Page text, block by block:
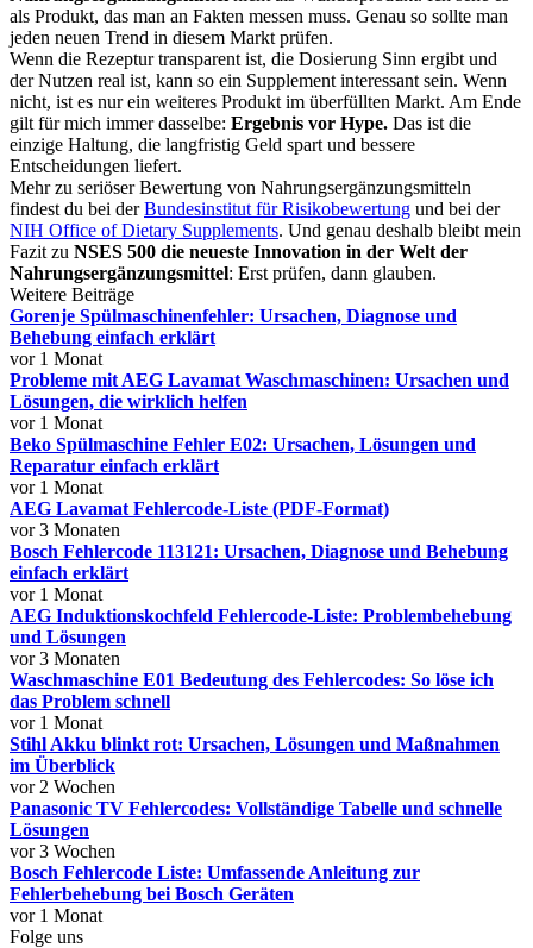
als Produkt, das man an Fakten messen muss. Genau so sollte man
jeden neuen Trend in diesem Markt prüfen.
Wenn die Rezeptur transparent ist, die Dosierung Sinn ergibt und
der Nutzen real ist, kann so ein Supplement interessant sein. Wenn
nicht, ist es nur ein weiteres Produkt im überfüllten Markt. Am Ende
gilt für mich immer dasselbe: Ergebnis vor Hype. Das ist die
einzige Haltung, die langfristig Geld spart und bessere
Entscheidungen liefert.
Mehr zu seriöser Bewertung von Nahrungsergänzungsmitteln
findest du bei derBundesinstitut für Risikobewertung und bei der
NIH Office of Dietary Supplements. Und genau deshalb bleibt mein
Fazit zu NSES 500 die neueste Innovation in der Welt der
Nahrungsergänzungsmittel: Erst prüfen, dann glauben.
Weitere Beiträge
Gorenje Spülmaschinenfehler: Ursachen, Diagnose und
Behebung einfach erklärt
vor 1 Monat
Probleme mit AEG Lavamat Waschmaschinen: Ursachen und
Lösungen, die wirklich helfen
vor 1 Monat
Beko Spülmaschine Fehler E02: Ursachen, Lösungen und
Reparatur einfach erklärt
vor 1 Monat
AEG Lavamat Fehlercode-Liste (PDF-Format)
vor 3 Monaten
Bosch Fehlercode 113121: Ursachen, Diagnose und Behebung
einfach erklärt
vor 1 Monat
AEG Induktionskochfeld Fehlercode-Liste: Problembehebung
und Lösungen
vor 3 Monaten
Waschmaschine E01 Bedeutung des Fehlercodes: So löse ich
das Problem schnell
vor 1 Monat
Stihl Akku blinkt rot: Ursachen, Lösungen und Maßnahmen
im Überblick
vor 2 Wochen
Panasonic TV Fehlercodes: Vollständige Tabelle und schnelle
Lösungen
vor 3 Wochen
Bosch Fehlercode Liste: Umfassende Anleitung zur
Fehlerbehebung bei Bosch Geräten
vor 1 Monat
Folge uns